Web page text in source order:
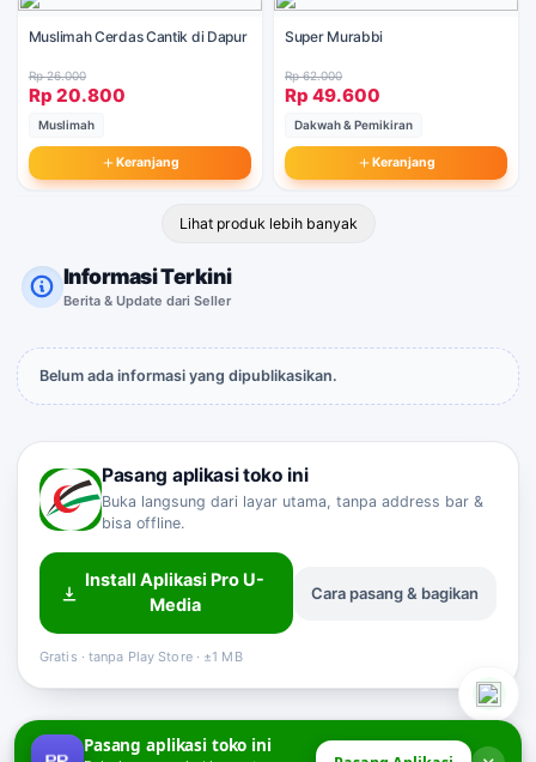
Muslimah Cerdas Cantik di Dapur
Rp 26.000
Rp 20.800
Muslimah
Keranjang
Super Murabbi
Rp 62.000
Rp 49.600
Dakwah & Pemikiran
Keranjang
Lihat produk lebih banyak
Informasi Terkini
Berita & Update dari Seller
Belum ada informasi yang dipublikasikan.
Sahabat Pro-U
Pasang aplikasi toko ini
Buka langsung dari layar utama, tanpa address bar &
bisa offline.
Install Aplikasi Pro U-
Media
Cara pasang & bagikan
Gratis · tanpa Play Store · ±1 MB
Pasang aplikasi toko ini